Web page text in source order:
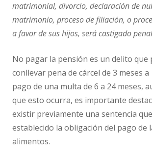
matrimonial, divorcio, declaración de
matrimonio, proceso de filiación, o
a favor de sus hijos, será castigado
No pagar la pensión es un delito que
conllevar pena de cárcel de 3 meses
pago de una multa de 6 a 24 meses,
que esto ocurra, es importante
existir previamente una sentencia
establecido la obligación del pago de
alimentos.